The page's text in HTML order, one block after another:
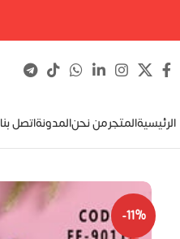
الرئيسيةالمتجرمن نحنالمدونةاتصل بنا
-11%